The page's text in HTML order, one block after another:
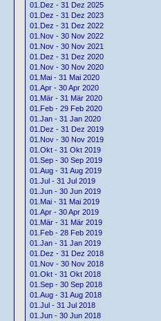
01.Dez - 31 Dez 2025
01.Dez - 31 Dez 2023
01.Dez - 31 Dez 2022
01.Nov - 30 Nov 2022
01.Nov - 30 Nov 2021
01.Dez - 31 Dez 2020
01.Nov - 30 Nov 2020
01.Mai - 31 Mai 2020
01.Apr - 30 Apr 2020
01.Mär - 31 Mär 2020
01.Feb - 29 Feb 2020
01.Jan - 31 Jan 2020
01.Dez - 31 Dez 2019
01.Nov - 30 Nov 2019
01.Okt - 31 Okt 2019
01.Sep - 30 Sep 2019
01.Aug - 31 Aug 2019
01.Jul - 31 Jul 2019
01.Jun - 30 Jun 2019
01.Mai - 31 Mai 2019
01.Apr - 30 Apr 2019
01.Mär - 31 Mär 2019
01.Feb - 28 Feb 2019
01.Jan - 31 Jan 2019
01.Dez - 31 Dez 2018
01.Nov - 30 Nov 2018
01.Okt - 31 Okt 2018
01.Sep - 30 Sep 2018
01.Aug - 31 Aug 2018
01.Jul - 31 Jul 2018
01.Jun - 30 Jun 2018